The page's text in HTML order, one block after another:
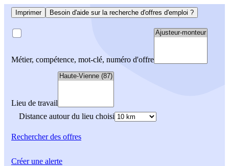
Imprimer Besoin d'aide sur la recherche d'offres d'emploi ?
Métier, compétence, mot-clé, numéro d'offre
Lieu de travail
Distance autour du lieu choisi
Rechercherdes offres
Créer une alerte